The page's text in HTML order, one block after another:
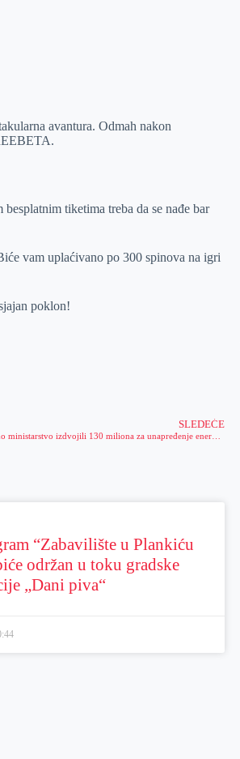
avantura. Odmah nakon
tiketima treba da se nađe bar
vam uplaćivano po 300 spinova na igri
poklon!
SLEDEĆE
Grad Zrenjanin i nadležno ministarstvo izdvojili 130 miliona za unapređenje energetske efikasnosti
“Zabavilište u Plankiću
održan u toku gradske
„Dani piva“